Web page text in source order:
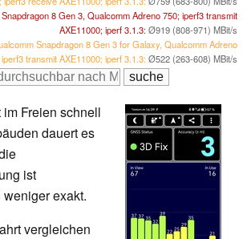
8 Gen 3, Qualcomm Adreno 750; iperf3 transmit
AXE11000; iperf 3.1.3:Ø919 (808-971) MBit/s
Snapdragon 8 Gen 3 for Galaxy, Qualcomm Adreno
transmit AXE11000; iperf 3.1.3:Ø522 (263-608) MBit/s
Freien schnell
dauert es
ist
exakt.
vergleichen